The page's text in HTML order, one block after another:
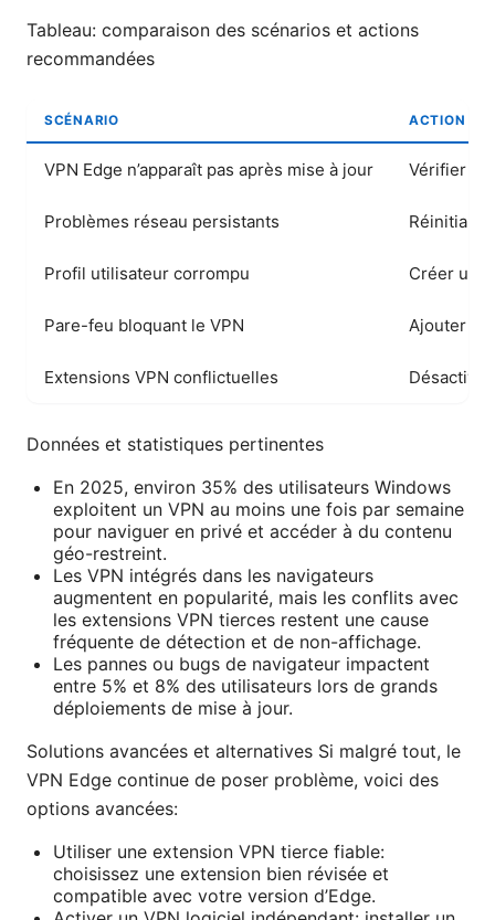
Tableau: comparaison des scénarios et actions
recommandées
SCÉNARIO ACTION
VPN Edge n’apparaît pas après mise à jour Vérifier
Problèmes réseau persistants
Profil utilisateur corrompu Créer un
Pare-feu bloquant le VPN Ajouter
Extensions VPN conflictuelles
Données et statistiques pertinentes
En 2025, environ 35% des utilisateurs Windows
exploitent un VPN au moins une fois par semaine
pour naviguer en privé et accéder à du contenu
géo-restreint.
Les VPN intégrés dans les navigateurs
augmentent en popularité, mais les conflits avec
les extensions VPN tierces restent une cause
fréquente de détection et de non-affichage.
Les pannes ou bugs de navigateur impactent
entre 5% et 8% des utilisateurs lors de grands
déploiements de mise à jour.
Solutions avancées et alternatives Si malgré tout, le
VPN Edge continue de poser problème, voici des
options avancées:
Utiliser une extension VPN tierce fiable:
choisissez une extension bien révisée et
compatible avec votre version d’Edge.